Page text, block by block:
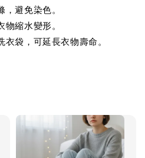
避免染色。
縮水變形。
袋，可延長衣物壽命。